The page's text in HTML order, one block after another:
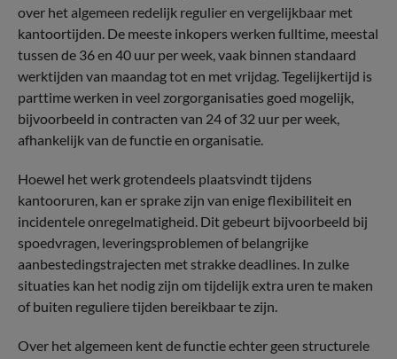
over het algemeen redelijk regulier en vergelijkbaar met
kantoortijden. De meeste inkopers werken fulltime, meestal
tussen de 36 en 40 uur per week, vaak binnen standaard
werktijden van maandag tot en met vrijdag. Tegelijkertijd is
parttime werken in veel zorgorganisaties goed mogelijk,
bijvoorbeeld in contracten van 24 of 32 uur per week,
afhankelijk van de functie en organisatie.
Hoewel het werk grotendeels plaatsvindt tijdens
kantooruren, kan er sprake zijn van enige flexibiliteit en
incidentele onregelmatigheid. Dit gebeurt bijvoorbeeld bij
spoedvragen, leveringsproblemen of belangrijke
aanbestedingstrajecten met strakke deadlines. In zulke
situaties kan het nodig zijn om tijdelijk extra uren te maken
of buiten reguliere tijden bereikbaar te zijn.
Over het algemeen kent de functie echter geen structurele